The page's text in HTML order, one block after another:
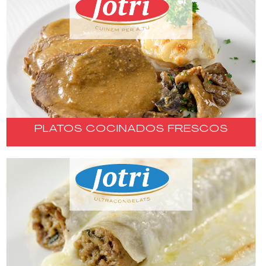
PLATOS COCINADOS FRESCOS